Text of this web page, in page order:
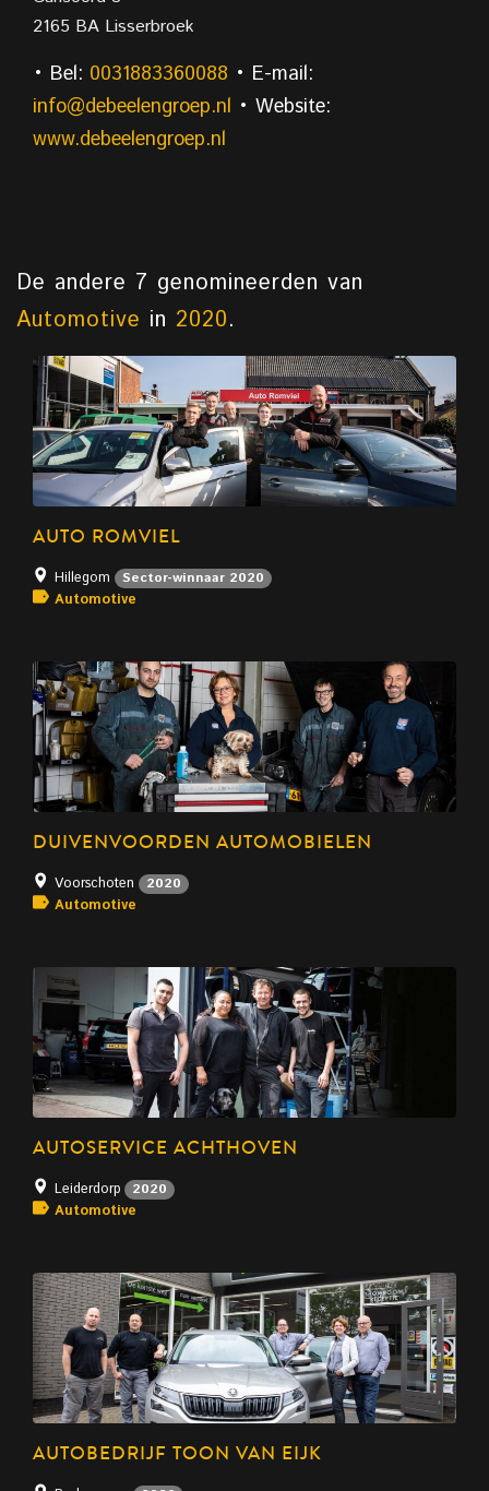
2165 BA Lisserbroek
• Bel: 0031883360088 • E-mail:
info@debeelengroep.nl • Website:
www.debeelengroep.nl
De andere 7 genomineerden van
Automotive in 2020.
AUTO ROMVIEL
Hillegom Sector-winnaar 2020
Automotive
DUIVENVOORDEN AUTOMOBIELEN
Voorschoten 2020
Automotive
AUTOSERVICE ACHTHOVEN
Leiderdorp 2020
Automotive
AUTOBEDRIJF TOON VAN EIJK